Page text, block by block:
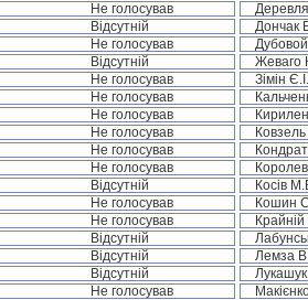
Не голосував
Відсутній Дончак
Не голосував
Відсутній Жеваго
Не голосував Зімін Є.І.
Не голосував
Не голосував
Не голосував
Не голосував
Не голосував
Відсутній Косів
Не голосував Кошин
Не голосував
Відсутній
Відсутній Лемза
Відсутній
Не голосував